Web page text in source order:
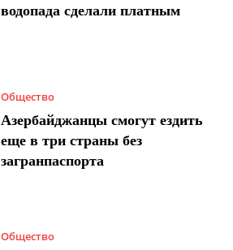
водопада сделали платным
Общество
Азербайджанцы смогут ездить
еще в три страны без
загранпаспорта
Общество